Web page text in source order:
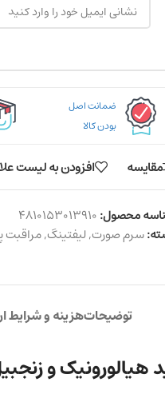
ضمانت اصل
بودن کالا
مقایسه افزودن به لیست
محصول:4810153013910
سرم صورت,لیفتینگ,
توضیحاتهزینه و شرایط
و